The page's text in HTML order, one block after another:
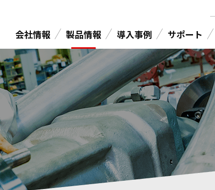
会社情報 製品情報 導入事例 サポート